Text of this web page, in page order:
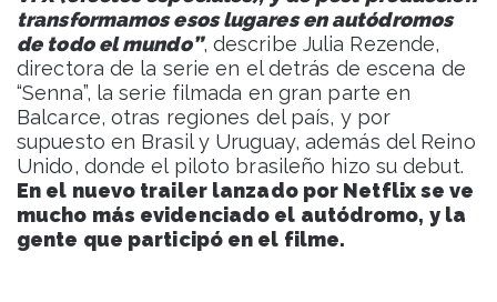
transformamos esos lugares en autódromos
de todo el mundo”, describe Julia Rezende,
directora de la serie en el detrás de escena de
“Senna”, la serie filmada en gran parte en
Balcarce, otras regiones del país, y por
supuesto en Brasil y Uruguay, además del Reino
Unido, donde el piloto brasileño hizo su debut.
En el nuevo trailer lanzado por Netflix se ve
mucho más evidenciado el autódromo, y la
gente que participó en el filme.